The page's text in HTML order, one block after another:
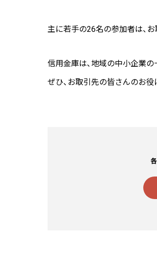
主に若手の26名の参加者は、
信用金庫は、地域の中小企業の
ぜひ、お取引先の皆さんのお役